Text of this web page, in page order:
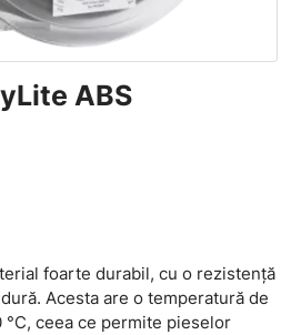
ABS
foarte durabil, cu o rezistență
Acesta are o temperatură de
ceea ce permite pieselor